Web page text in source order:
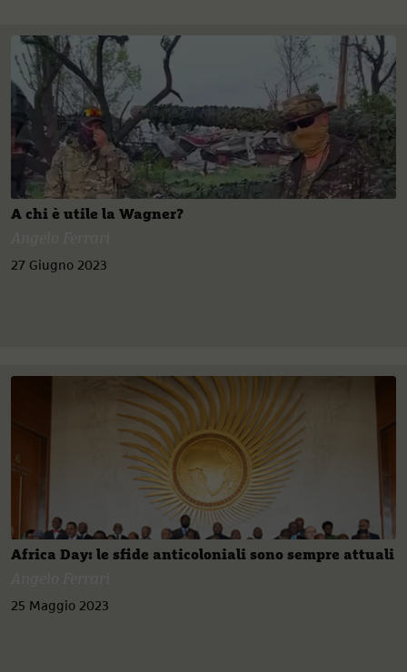
A chi è utile la Wagner?
27 Giugno 2023
Africa Day: le sfide anticoloniali sono sempre attuali
25 Maggio 2023